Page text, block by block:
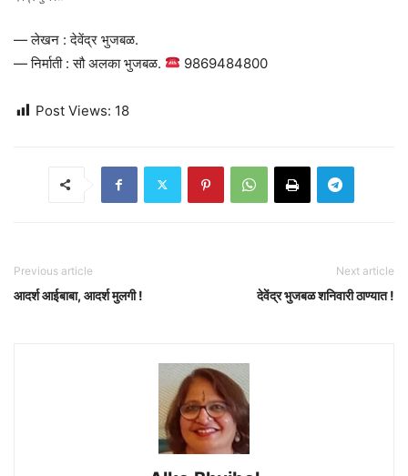
— लेखन : देवेंद्र भुजबळ.
— निर्माती : सौ अलका भुजबळ.
9869484800
Post Views: 18
Previous article
आदर्श आईबाबा, आदर्श मुलगी !
Next article
देवेंद्र भुजबळ शनिवारी ठाण्यात !